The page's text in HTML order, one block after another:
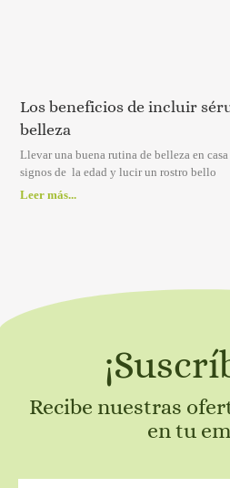
Los beneficios de incluir
belleza
Llevar una buena rutina de belleza en
signos de la edad y lucir un rostro bello
Leer más...
Recibe nuestras
en tu